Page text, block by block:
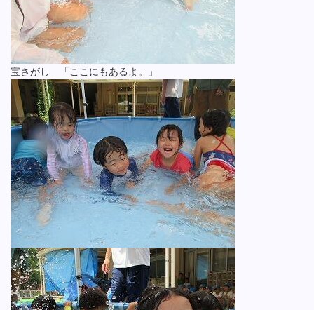
宝さがし 「ここにもあるよ。」